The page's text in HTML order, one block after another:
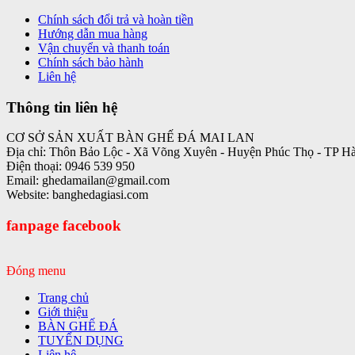
Chính sách đổi trả và hoàn tiền
Hướng dẫn mua hàng
Vận chuyển và thanh toán
Chính sách bảo hành
Liên hệ
Thông tin liên hệ
CƠ SỞ SẢN XUẤT BÀN GHẾ ĐÁ MAI LAN
Địa chỉ: Thôn Bảo Lộc - Xã Võng Xuyên - Huyện Phúc Thọ - TP
Điện thoại: 0946 539 950
Email: ghedamailan@gmail.com
Website: banghedagiasi.com
fanpage facebook
Đóng menu
Trang chủ
Giới thiệu
BÀN GHẾ ĐÁ
TUYỂN DỤNG